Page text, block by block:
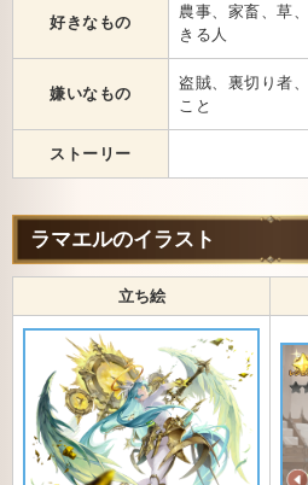
好きなもの
農事、家畜、草
きる人
嫌いなもの
盗賊、裏切り者
こと
ストーリー
ラマエルのイラスト
立ち絵